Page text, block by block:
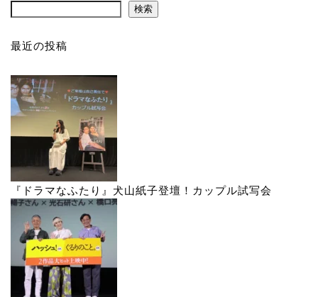
検索
最近の投稿
『ドラマなふたり』犬山紙子登壇！カップル試写会